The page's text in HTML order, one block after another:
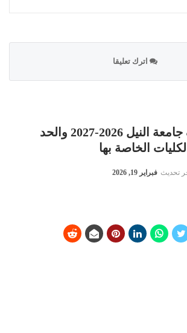
اترك تعليقا
أسعار مصاريف جامعة النيل 2026-2027 والحد
الخاصة بها
تحديث فبراير 19, 2026